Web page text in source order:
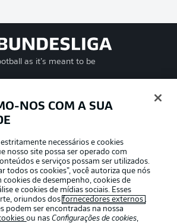
as it’s meant to be
APLICATIVO DA BUNDESLIGA
NOS COM A SUA
necessários e cookies
nosso site possa ser operado com
e serviços possam ser utilizados.
todos os cookies”, você autoriza que nós
de desempenho, cookies de
e cookies de mídias sociais. Esses
oriundos dosfornecedores externos .
podem ser encontradas na nossa
ou nasConfigurações de cookies,